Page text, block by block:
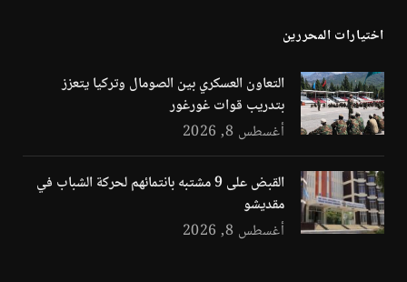
اختيارات المحررين
التعاون العسكري بين الصومال وتركيا يتعزز
بتدريب قوات غورغور
أغسطس 8, 2026
القبض على 9 مشتبه بانتمائهم لحركة الشباب في
مقديشو
أغسطس 8, 2026